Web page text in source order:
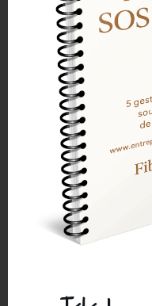
LAISSER
Votre adresse e-mail ne
obligatoires sont indiqués
Commentaire